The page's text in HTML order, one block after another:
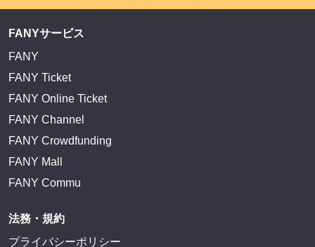
FANYサービス
FANY
FANY Ticket
FANY Online Ticket
FANY Channel
FANY Crowdfunding
FANY Mall
FANY Commu
法務・規約
プライバシーポリシー